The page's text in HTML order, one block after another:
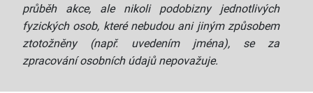
průběh akce, ale nikoli podobizny jednotlivých
fyzických osob, které nebudou ani jiným způsobem
ztotožněny (např. uvedením jména), se za
zpracování osobních údajů nepovažuje.